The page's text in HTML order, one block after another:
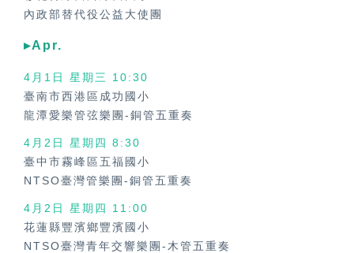
內政部替代役公益大使團
▸Apr.
4月1日 星期三 10:30
臺南市西港區成功國小
龍潭愛樂管弦樂團-銅管五重奏
4月2日 星期四 8:30
臺中市霧峰區五福國小
NTSO臺灣管樂團-銅管五重奏
4月2日 星期四
11:00
花蓮縣豐濱鄉豐濱國小
NTSO臺灣青年交響樂團-木管五重奏